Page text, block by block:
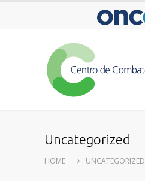
Uncategorized
HOME UNCATEGORIZED